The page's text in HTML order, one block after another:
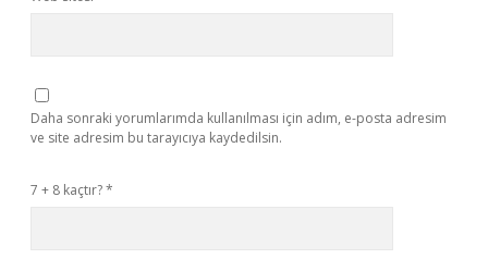
Daha sonraki yorumlarımda kullanılması için adım, e-posta adresim
ve site adresim bu tarayıcıya kaydedilsin.
7 + 8 kaçtır?*